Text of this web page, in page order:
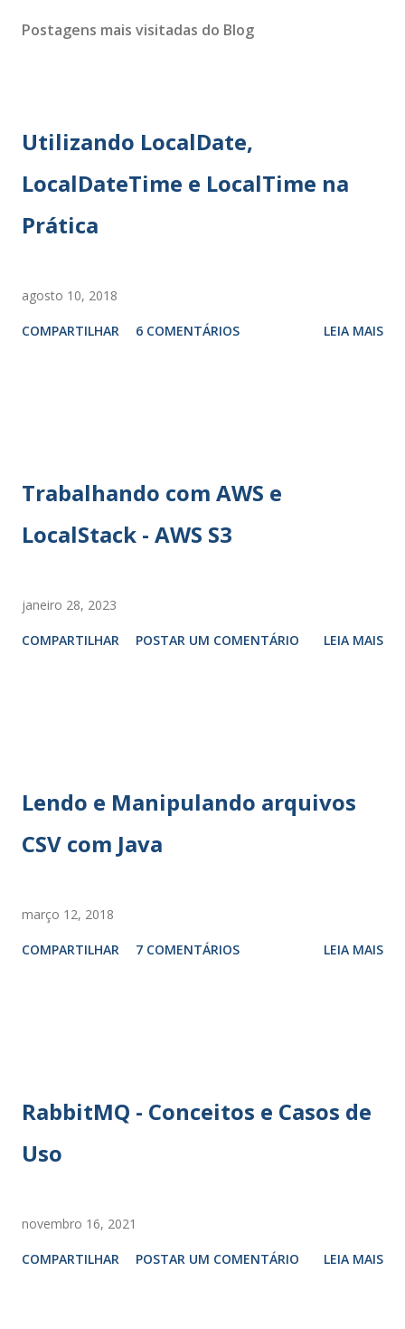
s
c
m
n
i
o
Postagens mais visitadas do Blog
Utilizando LocalDate,
LocalDateTime e LocalTime na
Prática
agosto 10, 2018
COMPARTILHAR 6 COMENTÁRIOS LEIA MAIS
Trabalhando com AWS e
LocalStack - AWS S3
janeiro 28, 2023
COMPARTILHAR POSTAR UM COMENTÁRIO LEIA MAIS
Lendo e Manipulando arquivos
CSV com Java
março 12, 2018
COMPARTILHAR 7 COMENTÁRIOS LEIA MAIS
RabbitMQ - Conceitos e Casos de
Uso
novembro 16, 2021
COMPARTILHAR POSTAR UM COMENTÁRIO LEIA MAIS